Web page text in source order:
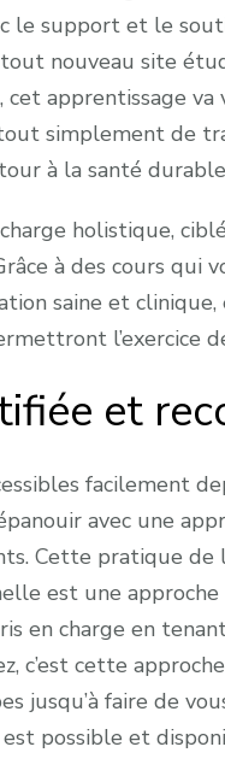
le support et le
nouveau site
apprentissage
simplement de
à la santé
holistique,
à des cours qui
saine et
et
facilement
avec une
Cette pratique de
est une
en charge en
c’est cette
jusqu’à faire de
possible et